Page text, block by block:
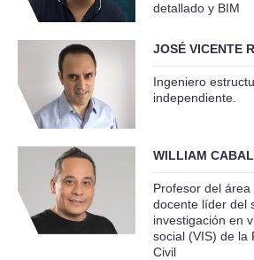
detallado y BIM
JOSÉ VICENTE
Ingeniero
independiente.
WILLIAM
Profesor del
docente líder del
investigación en
social (VIS) de la
Civil